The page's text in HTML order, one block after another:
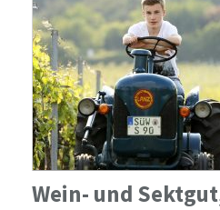
Wein- und